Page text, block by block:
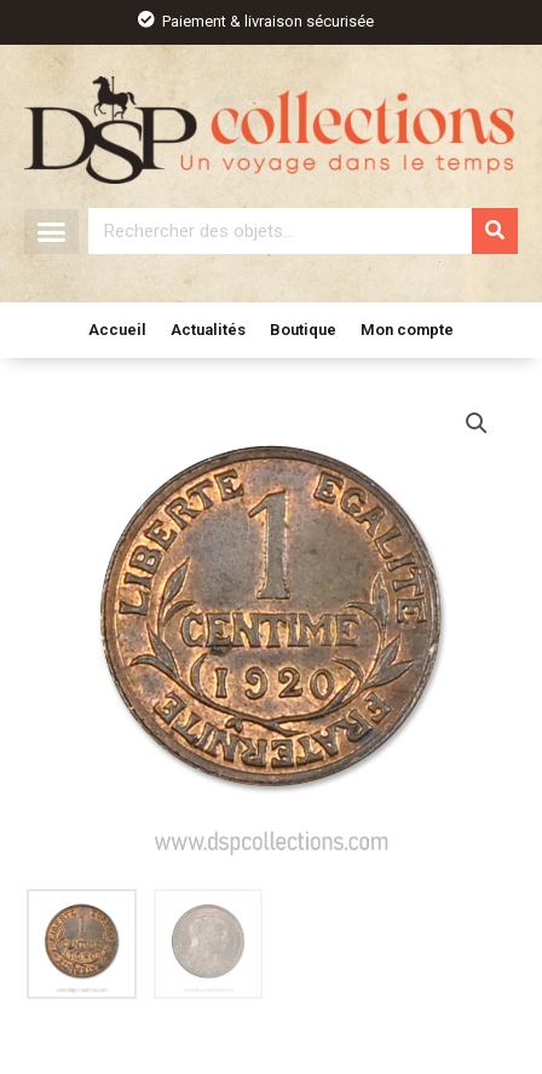
contenu
Paiement & livraison sécurisée
Rechercher
Accueil Actualités Boutique Mon compte